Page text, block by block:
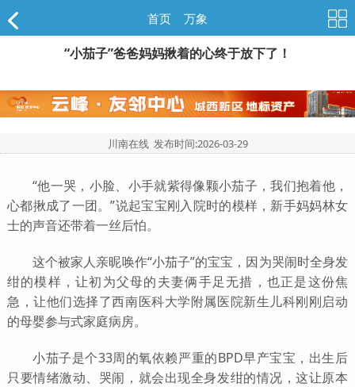
首页 万象
“小茄子”爸爸妈妈揪着的心终于放下了！
川南在线 发布时间:2026-03-29
“他一哭，小脸、小手就紫得像颗小茄子，我们抱着他，
心都揪成了一团。”说起宝宝刚入院时的模样，新手妈妈林女
士的声音还带着一丝后怕。
这个被家人亲昵唤作“小茄子”的宝宝，因为哭闹时全身发
绀的模样，让初为父母的夫妻俩手足无措，也正是这份焦
急，让他们选择了西南医科大学附属医院新生儿科刚刚启动
的母婴参与式家庭病房。
小茄子是个33周的氧依赖严重的BPD早产宝宝，出生后
只要情绪激动、哭闹，就会出现全身发绀的情况，这让原本